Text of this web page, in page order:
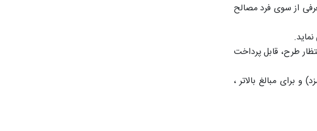
از سوی فرد مصالح
می­باشد که پس از طی مدت انتظار طرح، قابل پرداخت
تومان و حداکثر ۱۸ ماه، صفر% (بدون کارمزد) و برای مبالغ بالاتر ،